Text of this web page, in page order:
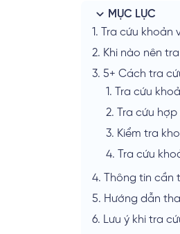
MỤC LỤC
1.
Tra cứu khoản
2. Khi nào nên
3. 5+ Cách tra
1.
Tra cứu
2.
Tra cứu
3. Kiểm tra
4.
Tra cứu
4.
Thông tin
5. Hướng dẫn
6. Lưu ý khi tra